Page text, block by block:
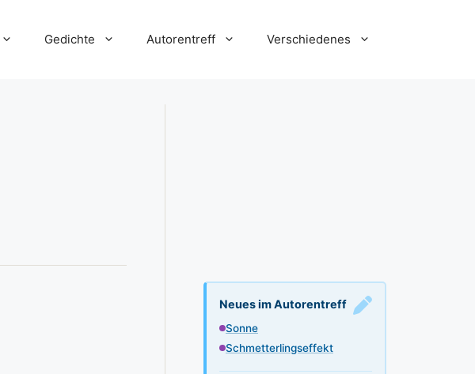
Gedichte Autorentreff Verschiedenes
Neues im Autorentreff
Sonne
Schmetterlingseffekt